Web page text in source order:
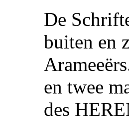
De
buiten en
en twee
des